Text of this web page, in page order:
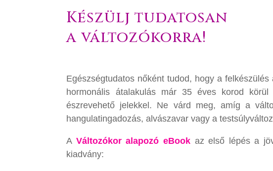
Készülj tudatosan
a változókorra!
Egészségtudatos nőként tudod, hogy a
hormonális átalakulás már 35 éves korod körül
észrevehető jelekkel. Ne várd meg, amíg a
hangulatingadozás, alvászavar vagy a
A Változókor alapozó eBook az első lépés a
kiadvány: